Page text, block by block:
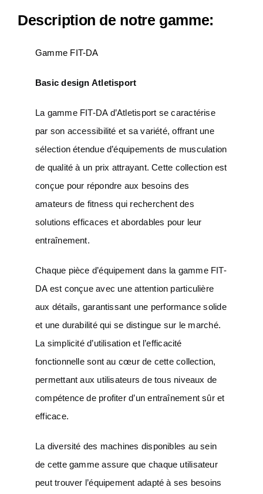
Description de notre gamme:
Gamme FIT-DA
Basic design Atletisport
La gamme FIT-DA d’Atletisport se caractérise
par son accessibilité et sa variété, offrant une
sélection étendue d’équipements de musculation
de qualité à un prix attrayant. Cette collection est
conçue pour répondre aux besoins des
amateurs de fitness qui recherchent des
solutions efficaces et abordables pour leur
entraînement.
Chaque pièce d’équipement dans la gamme FIT-
DA est conçue avec une attention particulière
aux détails, garantissant une performance solide
et une durabilité qui se distingue sur le marché.
La simplicité d’utilisation et l’efficacité
fonctionnelle sont au cœur de cette collection,
permettant aux utilisateurs de tous niveaux de
compétence de profiter d’un entraînement sûr et
efficace.
La diversité des machines disponibles au sein
de cette gamme assure que chaque utilisateur
peut trouver l’équipement adapté à ses besoins